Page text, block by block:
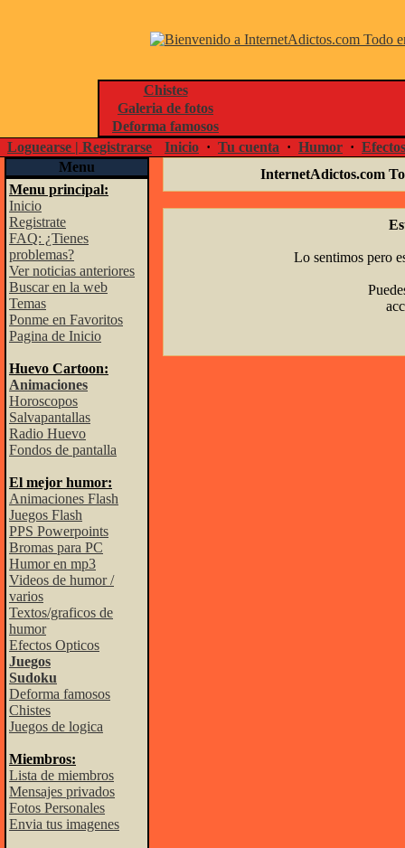
Chistes
Galeria de fotos
Deforma famosos
Loguearse | Registrarse
Inicio · Tu cuenta · Humor ·
Menu
Menu principal:
Inicio
Registrate
FAQ: ¿Tienes
problemas?
Ver noticias anteriores
Buscar en la web
Temas
Ponme en Favoritos
Pagina de Inicio
Huevo Cartoon:
Animaciones
Horoscopos
Salvapantallas
Radio Huevo
Fondos de pantalla
El mejor humor:
Animaciones Flash
Juegos Flash
PPS Powerpoints
Bromas para PC
Humor en mp3
Videos de humor /
varios
Textos/graficos de
humor
Efectos Opticos
Juegos
Sudoku
Deforma famosos
Chistes
Juegos de logica
Miembros:
Lista de miembros
Mensajes privados
Fotos Personales
Envia tus imagenes
InternetAdictos.com
Lo sentimos pero